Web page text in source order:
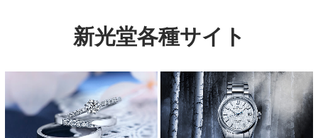
新光堂各種サイト